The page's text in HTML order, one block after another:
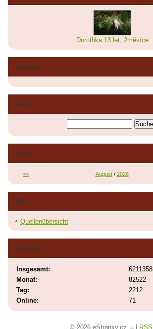
Dorothka 13 let, 2měsíce
Facebook
Suche
Archiv
<< August/ 2026
RSS
Quellenübersicht
Statistiken
Online: 71
Insgesamt:
6211358
Monat:
82522
Tag:
2212
© 2026 eStránky.cz RSS